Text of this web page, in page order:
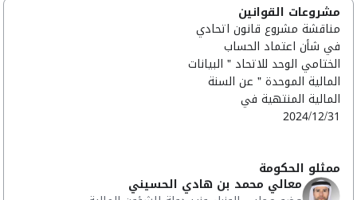
مشروعات القوانين
مناقشة مشروع قانون اتحادي
في شأن اعتماد الحساب
الختامي الوحد للاتحاد " البيانات
المالية الموحدة " عن السنة
المالية المنتهية في
2024/12/31
ممثلو الحكومة
معالي محمد بن هادي الحسيني